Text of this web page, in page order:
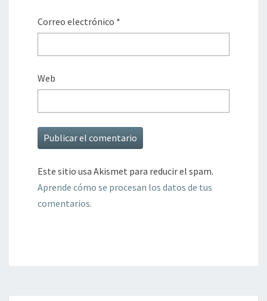
Correo electrónico *
Web
Este sitio usa Akismet para reducir el spam.
Aprende cómo se procesan los datos de tus
comentarios.